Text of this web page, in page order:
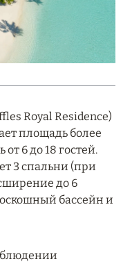
BALI,
ОТ Á
WALDORF
МАЛЬДИВЫ
Royal Residence)
площадь более
6 до 18 гостей.
3 спальни (при
до 6
бассейн и